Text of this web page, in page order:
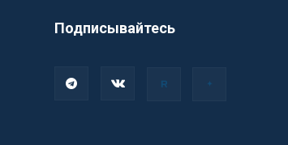
Подписывайтесь